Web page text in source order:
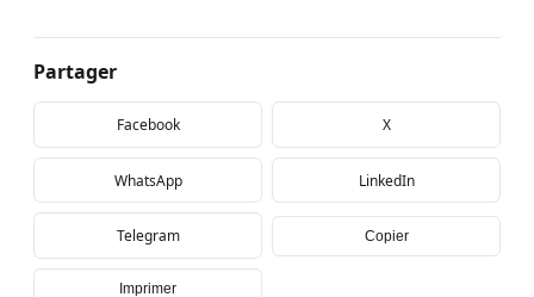
Partager
Facebook X
WhatsApp LinkedIn
Telegram Copier
Imprimer